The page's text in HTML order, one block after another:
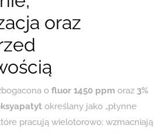
oraz
o fluor 1450 ppm oraz 3%
określany jako „płynne
pracują wielotorowo: wzmacniają